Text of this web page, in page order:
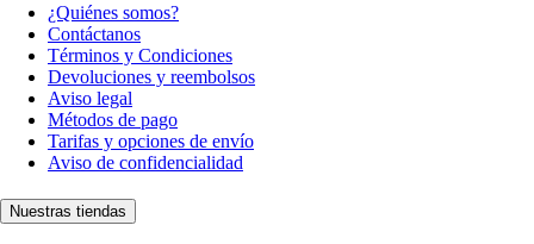
¿Quiénes somos?
Contáctanos
Términos y Condiciones
Devoluciones y reembolsos
Aviso legal
Métodos de pago
Tarifas y opciones de envío
Aviso de confidencialidad
Nuestras tiendas